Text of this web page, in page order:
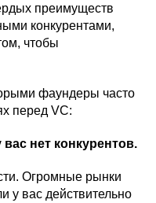
преимуществ
конкурентами,
чтобы
фаундеры часто
перед VC:
вас нет конкурентов.
Огромные рынки
у вас действительно